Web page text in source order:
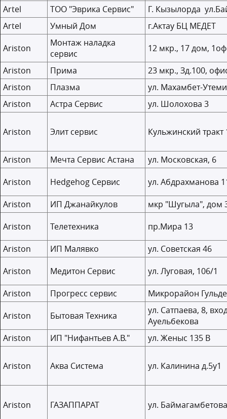
Artel
ТОО "Эврика Сервис"
Г. Кызылорда
Artel
Умный Дом
г.Актау БЦ МЕДЕТ
Ariston
Монтаж наладка
сервис
12 мкр., 17 дом,
Ariston
Прима
23 мкр., Зд.100,
Ariston
Плазма
ул. Махамбет-
Ariston
Астра Сервис ул. Шолохова 3
Ariston Элит сервис Кульжинский тракт
Ariston Мечта Сервис Астана
ул. Московская, 6
Ariston
Hedgehog Сервис
ул. Абдрахманова
Ariston
ИП Джанайкулов
мкр "Шугыла", дом
Ariston
Телетехника
пр.Мира 13
Ariston
ИП Малявко
ул. Советская 46
Ariston
Медитон Сервис
ул. Луговая, 106/1
Ariston
Прогресс сервис
Микрорайон
Ariston
Бытовая Техника
ул. Сатпаева, 8,
Ауельбекова
Ariston
ИП "Нифантьев А.В." ул. Женыс 135 В
Ariston Аква Система ул. Калинина д.5у1
Ariston ГАЗАППАРАТ ул.